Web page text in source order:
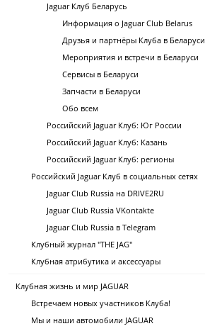
Jaguar Клуб Беларусь
Информация о Jaguar Club Belarus
Друзья и партнёры Клуба в Беларуси
Мероприятия и встречи в Беларуси
Сервисы в Беларуси
Запчасти в Беларуси
Обо всем
Российский Jaguar Клуб: Юг России
Российский Jaguar Клуб: Казань
Российский Jaguar Клуб: регионы
Российский Jaguar Клуб в социальных сетях
Jaguar Club Russia на DRIVE2RU
Jaguar Club Russia VKontakte
Jaguar Club Russia в Telegram
Клубный журнал "THE JAG"
Клубная атрибутика и аксессуары
Клубная жизнь и мир JAGUAR
Встречаем новых участников Клуба!
Мы и наши автомобили JAGUAR